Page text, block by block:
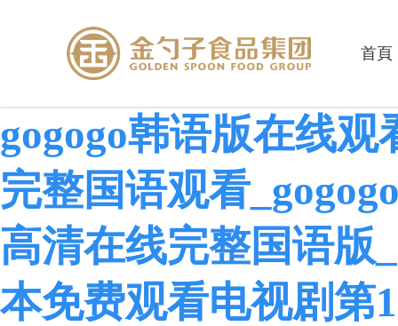
gogogo韩语版在线观
完整国语观看
高清在线完整国语版
本免费观看电视剧第
首頁